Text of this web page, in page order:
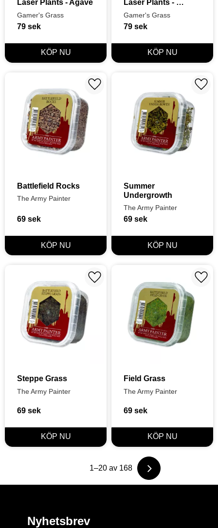
Laser Plants - Agave
Gamer's Grass
79 sek
Laser Plants -
Elephant Ear
Gamer's Grass
79 sek
Battlefield Rocks
The Army Painter
69 sek
Lägg till i favoriter
Summer
Undergrowth
The Army Painter
69 sek
Steppe Grass
The Army Painter
69 sek
Lägg till i favoriter
Field Grass
The Army Painter
69 sek
1–20 av 168
Nyhetsbrev